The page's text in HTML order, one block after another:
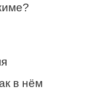
в нём